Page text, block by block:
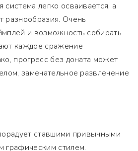
легко осваивается, а
разнообразия. Очень
и возможность собирать
каждое сражение
прогресс без доната может
замечательное развлечение
ставшими привычными
графическим стилем.